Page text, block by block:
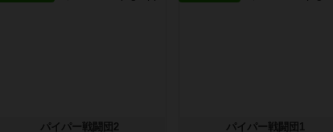
パイパー戦闘団2 パイパー戦闘団1